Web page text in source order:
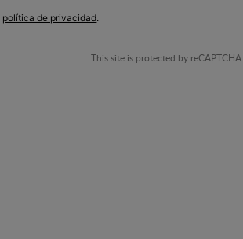
política de privacidad.
This site is protected by